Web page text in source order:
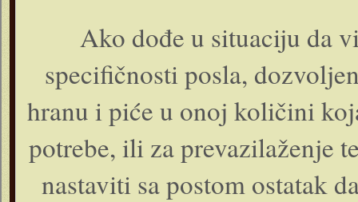
Ako dođe u situaciju da
specifičnosti posla,
hranu i piće u onoj količini
potrebe, ili za prevazilaženje
nastaviti sa postom ostatak